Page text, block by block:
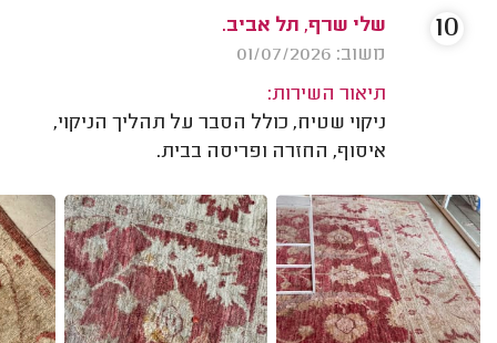
שלי שרף, תל אביב.
משוב: 01/07/2026
תיאור השירות:
ניקוי שטיח, כולל הסבר על תהליך הניקוי,
איסוף, החזרה ופריסה בבית.
10